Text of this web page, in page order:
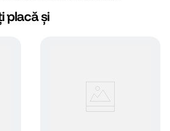
placă și